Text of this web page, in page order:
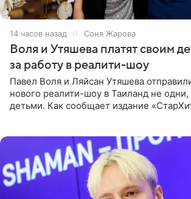
14 часов назад Соня Жарова
Воля и Утяшева платят своим
за работу в реалити-шоу
Павел Воля и Ляйсан Утяшева
нового реалити-шоу в Таиланд не одни,
детьми. Как сообщает издание